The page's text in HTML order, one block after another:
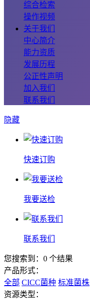
综合检索
操作视频
关于我们
中心简介
能力资质
发展历程
公正性声明
加入我们
联系我们
隐藏
快速订购
我要送检
联系我们
您搜索到：0 个结果
产品形式：
全部 CICC菌种 标准菌株
资源类型：